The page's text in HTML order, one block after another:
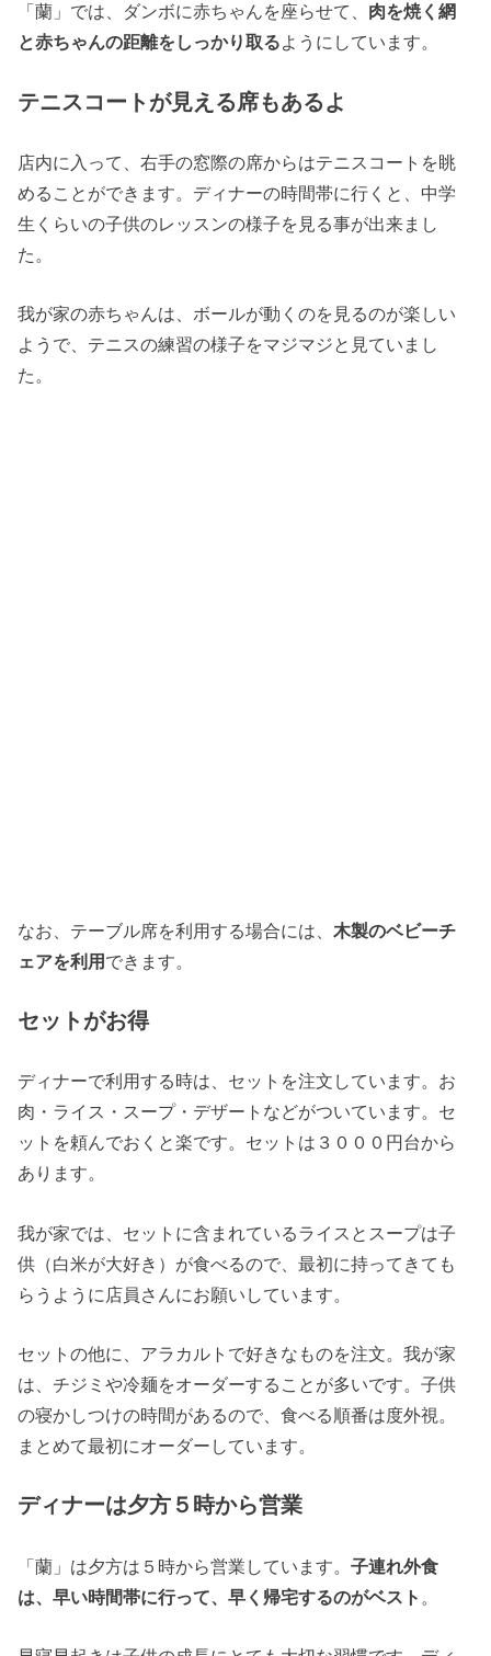
「蘭」では、ダンボに赤ちゃんを座らせて、 肉を焼く網
と赤ちゃんの距離をしっかり取るようにしています。
テニスコートが見える席もあるよ
店内に入って、右手の窓際の席からはテニスコートを眺
めることができます。ディナーの時間帯に行くと、中学
生くらいの子供のレッスンの様子を見る事が出来まし
た。
我が家の赤ちゃんは、ボールが動くのを見るのが楽しい
ようで、テニスの練習の様子をマジマジと見ていまし
た。
なお、テーブル席を利用する場合には、木製のベビーチ
ェアを利用 できます。
セットがお得
ディナーで利用する時は、セットを注文しています。お
肉・ライス・スープ・デザートなどがついています。セ
ットを頼んでおくと楽です。セットは３０００円台から
あります。
我が家では、セットに含まれているライスとスープは子
供（白米が大好き）が食べるので、最初に持ってきても
らうように店員さんにお願いしています。
セットの他に、アラカルトで好きなものを注文。我が家
は、チジミや冷麺をオーダーすることが多いです。子供
の寝かしつけの時間があるので、食べる順番は度外視。
まとめて最初にオーダーしています。
ディナーは夕方５時から営業
「蘭」は夕方は５時から営業しています。子連れ外食
は、早い時間帯に行って、早く帰宅するのがベスト 。